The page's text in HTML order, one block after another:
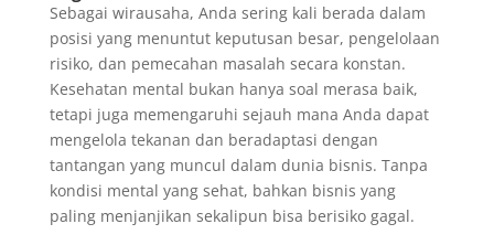
Sebagai wirausaha, Anda sering kali berada dalam
posisi yang menuntut keputusan besar, pengelolaan
risiko, dan pemecahan masalah secara konstan.
Kesehatan mental bukan hanya soal merasa baik,
tetapi juga memengaruhi sejauh mana Anda dapat
mengelola tekanan dan beradaptasi dengan
tantangan yang muncul dalam dunia bisnis. Tanpa
kondisi mental yang sehat, bahkan bisnis yang
paling menjanjikan sekalipun bisa berisiko gagal.